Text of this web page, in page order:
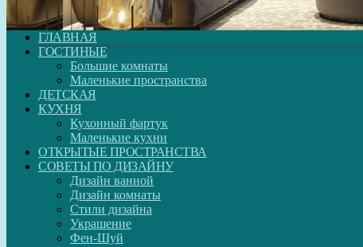
ГЛАВНАЯ
ГОСТИНЫЕ
Большие комнаты
Маленькие пространства
ДЕТСКАЯ
КУХНЯ
Кухонный фартук
Маленькие кухни
ОТКРЫТЫЕ ПРОСТРАНСТВА
СОВЕТЫ ПО ДИЗАЙНУ
Дизайн ванной
Дизайн комнаты
Стили дизайна
Украшение
Фен-Шуй